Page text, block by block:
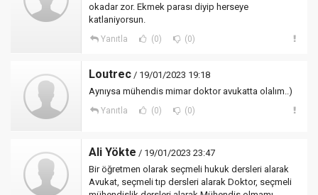
okadar zor. Ekmek parası diyip herseye
katlaniyorsun.
Yanıtla (0) (0)
Loutrec / 19/01/2023 19:18
Aynıysa mühendis mimar doktor avukatta olalım..)
Yanıtla (0) (0)
Ali Yökte / 19/01/2023 23:47
Bir öğretmen olarak seçmeli hukuk dersleri alarak
Avukat, seçmeli tıp dersleri alarak Doktor, seçmeli